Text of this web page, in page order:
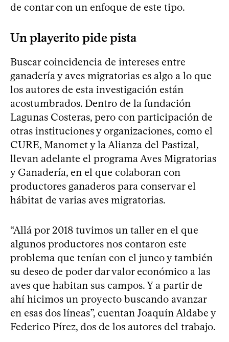
de contar con un enfoque de este tipo.
Un playerito pide pista
Buscar coincidencia de intereses entre
ganadería y aves migratorias es algo a lo que
los autores de esta investigación están
acostumbrados. Dentro de la fundación
Lagunas Costeras, pero con participación de
otras instituciones y organizaciones, como el
CURE, Manomet y la Alianza del Pastizal,
llevan adelante el programa Aves Migratorias
y Ganadería, en el que colaboran con
productores ganaderos para conservar el
hábitat de varias aves migratorias.
“Allá por 2018 tuvimos un taller en el que
algunos productores nos contaron este
problema que tenían con el junco y también
su deseo de poder dar valor económico a las
aves que habitan sus campos. Y a partir de
ahí hicimos un proyecto buscando avanzar
en esas dos líneas”, cuentan Joaquín Aldabe y
Federico Pírez, dos de los autores del trabajo.